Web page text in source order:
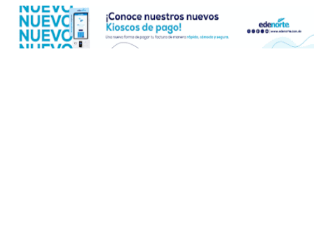
Precio del dólar hoy viernes 7 de agosto de 2026
Un derrumbe en el centro de Cuba deja dos personas